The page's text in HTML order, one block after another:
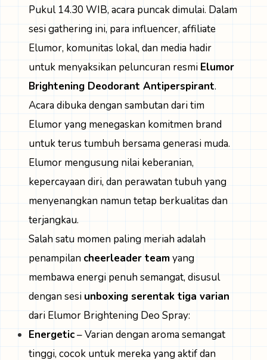
Pukul 14.30 WIB, acara puncak dimulai. Dalam
sesi gathering ini, para influencer, affiliate
Elumor, komunitas lokal, dan media hadir
untuk menyaksikan peluncuran resmi Elumor
Brightening Deodorant Antiperspirant.
Acara dibuka dengan sambutan dari tim
Elumor yang menegaskan komitmen brand
untuk terus tumbuh bersama generasi muda.
Elumor mengusung nilai keberanian,
kepercayaan diri, dan perawatan tubuh yang
menyenangkan namun tetap berkualitas dan
terjangkau.
Salah satu momen paling meriah adalah
penampilan cheerleader teamyang
membawa energi penuh semangat, disusul
dengan sesi unboxing serentak tiga varian
dari Elumor Brightening Deo Spray:
Energetic– Varian dengan aroma semangat
tinggi, cocok untuk mereka yang aktif dan